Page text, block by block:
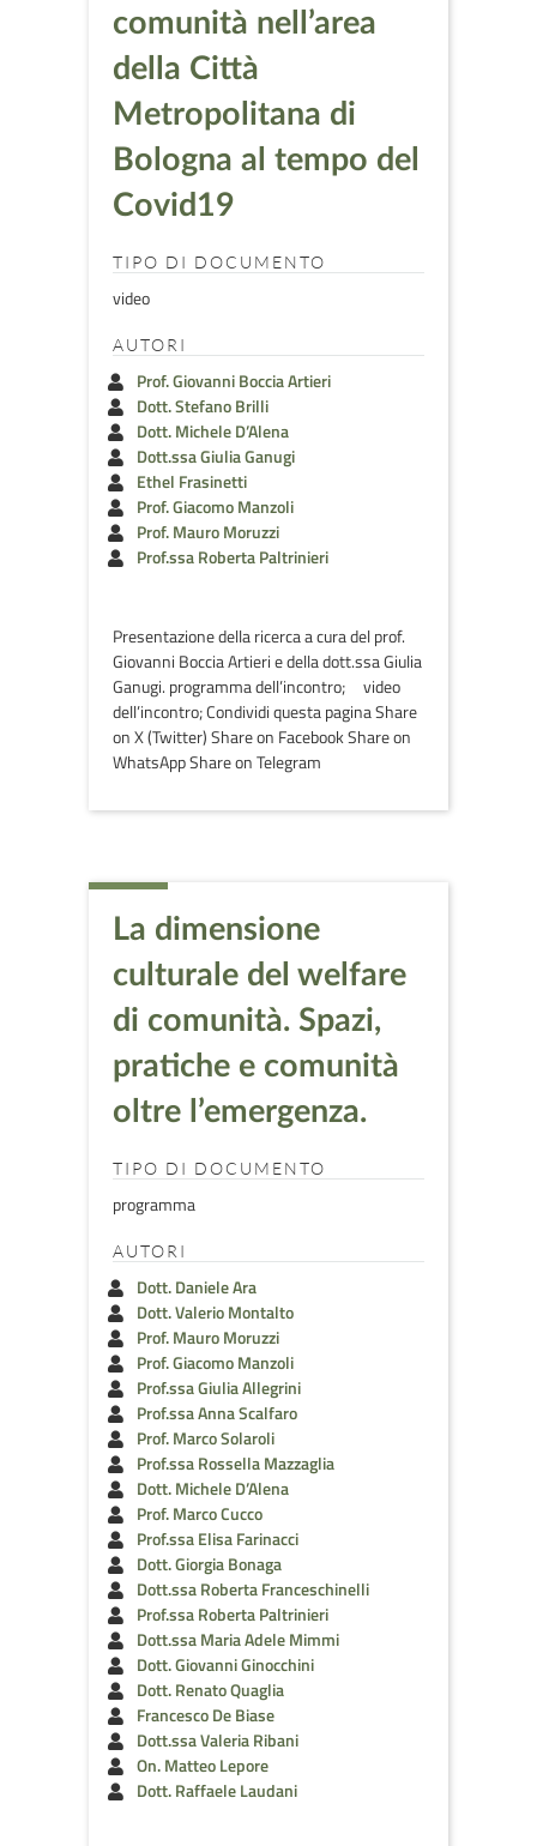
comunità nell’area
della Città
Metropolitana di
Bologna al tempo del
Covid19
TIPO DI DOCUMENTO
video
AUTORI
Prof. Giovanni Boccia Artieri
Dott. Stefano Brilli
Dott. Michele D’Alena
Dott.ssa Giulia Ganugi
Ethel Frasinetti
Prof. Giacomo Manzoli
Prof. Mauro Moruzzi
Prof.ssa Roberta Paltrinieri
Presentazione della ricerca a cura del prof.
Giovanni Boccia Artieri e della dott.ssa Giulia
Ganugi. programma dell’incontro; video
dell’incontro; Condividi questa pagina Share
on X (Twitter) Share on Facebook Share on
WhatsApp Share on Telegram
La dimensione
culturale del welfare
di comunità. Spazi,
pratiche e comunità
oltre l’emergenza.
TIPO DI DOCUMENTO
programma
AUTORI
Dott. Daniele Ara
Dott. Valerio Montalto
Prof. Mauro Moruzzi
Prof. Giacomo Manzoli
Prof.ssa Giulia Allegrini
Prof.ssa Anna Scalfaro
Prof. Marco Solaroli
Prof.ssa Rossella Mazzaglia
Dott. Michele D’Alena
Prof. Marco Cucco
Prof.ssa Elisa Farinacci
Dott. Giorgia Bonaga
Dott.ssa Roberta Franceschinelli
Prof.ssa Roberta Paltrinieri
Dott.ssa Maria Adele Mimmi
Dott. Giovanni Ginocchini
Dott. Renato Quaglia
Francesco De Biase
Dott.ssa Valeria Ribani
On. Matteo Lepore
Dott. Raffaele Laudani